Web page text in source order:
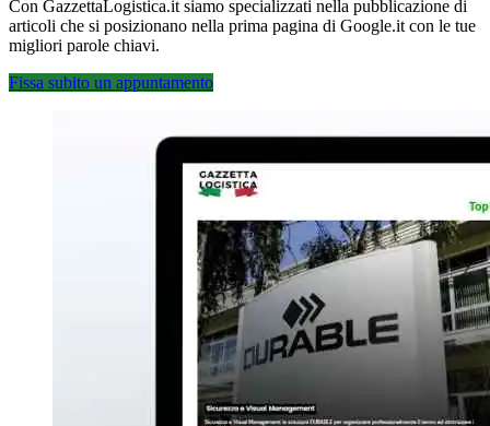
Con GazzettaLogistica.it siamo specializzati nella pubblicazione di
articoli che si posizionano nella prima pagina di Google.it con le tue
migliori parole chiavi.
Fissa subito un appuntamento